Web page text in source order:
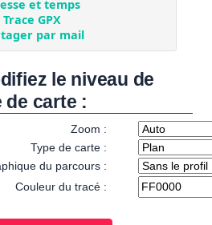
le niveau de
de carte :
Zoom :
Type de carte :
du parcours :
Couleur du tracé :